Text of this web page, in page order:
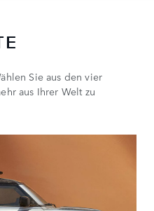
Sie aus den vier
aus Ihrer Welt zu